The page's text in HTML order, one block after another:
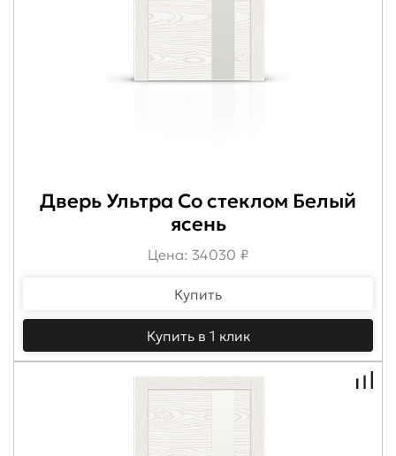
Дверь Ультра Со стеклом Белый
ясень
Цена: 34030 ₽
Купить
Купить в 1 клик